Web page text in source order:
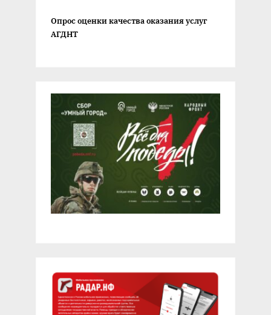
Опрос оценки качества оказания услуг
АГДНТ